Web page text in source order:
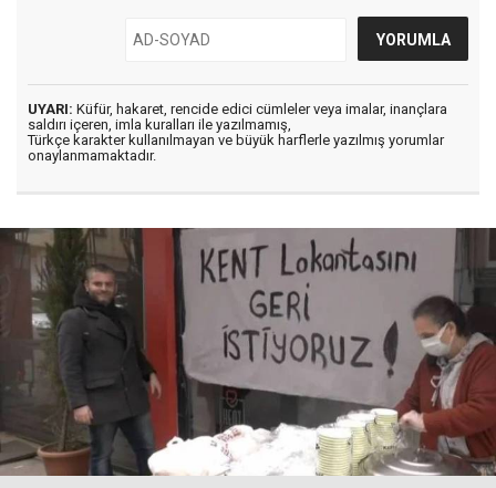
UYARI: Küfür, hakaret, rencide edici cümleler veya imalar, inançlara
saldırı içeren, imla kuralları ile yazılmamış,
Türkçe karakter kullanılmayan ve büyük harflerle yazılmış yorumlar
onaylanmamaktadır.